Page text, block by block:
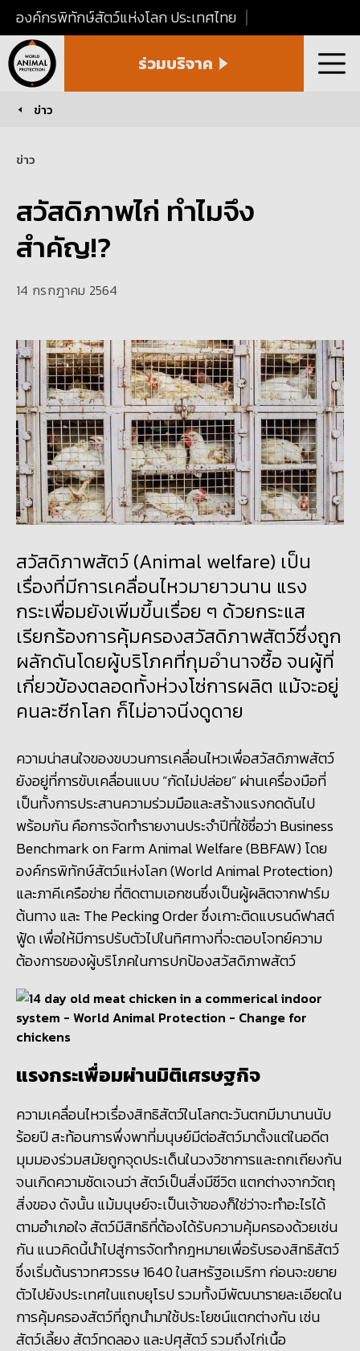
องค์กรพิทักษ์สัตว์แห่งโลก ประเทศไทย
Animal
Protection
ร่วมบริจาค เมนู
You are here:
ข่าว
สวัสดิภาพไก่ ทำไมจึง
สำคัญ!?
ข่าว
14 กรกฎาคม 2564
สวัสดิภาพสัตว์ (Animal welfare) เป็น
เรื่องที่มีการเคลื่อนไหวมายาวนาน แรง
กระเพื่อมยังเพิ่มขึ้นเรื่อย ๆ ด้วยกระแส
เรียกร้องการคุ้มครองสวัสดิภาพสัตว์ซึ่งถูก
ผลักดันโดยผู้บริโภคที่กุมอำนาจซื้อ จนผู้ที่
เกี่ยวข้องตลอดทั้งห่วงโซ่การผลิต แม้จะอยู่
คนละซีกโลก ก็ไม่อาจนิ่งดูดาย
ความน่าสนใจของขบวนการเคลื่อนไหวเพื่อสวัสดิภาพสัตว์
ยังอยู่ที่การขับเคลื่อนแบบ “กัดไม่ปล่อย” ผ่านเครื่องมือที่
เป็นทั้งการประสานความร่วมมือและสร้างแรงกดดันไป
พร้อมกัน คือการจัดทำรายงานประจำปีที่ใช้ชื่อว่าBusiness
Benchmark on Farm Animal Welfare (BBFAW) โดย
องค์กรพิทักษ์สัตว์แห่งโลก (World Animal Protection)
และภาคีเครือข่าย ที่ติดตามเอกชนซึ่งเป็นผู้ผลิตจากฟาร์ม
ต้นทาง และ The Pecking Order ซึ่งเกาะติดแบรนด์ฟาสต์
ฟู้ด เพื่อให้มีการปรับตัวไปในทิศทางที่จะตอบโจทย์ความ
ต้องการของผู้บริโภคในการปกป้องสวัสดิภาพสัตว์
แรงกระเพื่อมผ่านมิติเศรษฐกิจ
ความเคลื่อนไหวเรื่องสิทธิสัตว์ในโลกตะวันตกมีมานานนับ
ร้อยปี สะท้อนการพึ่งพาที่มนุษย์มีต่อสัตว์มาตั้งแต่ในอดีต
มุมมองร่วมสมัยถูกจุดประเด็นในวงวิชาการและถกเถียงกัน
จนเกิดความชัดเจนว่า สัตว์เป็นสิ่งมีชีวิต แตกต่างจากวัตถุ
สิ่งของ ดังนั้น แม้มนุษย์จะเป็นเจ้าของก็ใช่ว่าจะทำอะไรได้
ตามอำเภอใจ สัตว์มีสิทธิที่ต้องได้รับความคุ้มครองด้วยเช่น
กัน แนวคิดนี้นำไปสู่การจัดทำกฎหมายเพื่อรับรองสิทธิสัตว์
ซึ่งเริ่มต้นราวทศวรรษ 1640 ในสหรัฐอเมริกา ก่อนจะขยาย
ตัวไปยังประเทศในแถบยุโรป รวมทั้งมีพัฒนารายละเอียดใน
การคุ้มครองสัตว์ที่ถูกนำมาใช้ประโยชน์แตกต่างกัน เช่น
สัตว์เลี้ยง สัตว์ทดลอง และปศุสัตว์ รวมถึงไก่เนื้อ